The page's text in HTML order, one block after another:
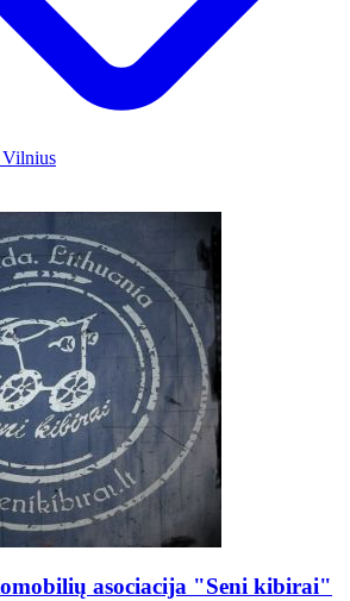
Vilnius
asociacija "Seni kibirai"